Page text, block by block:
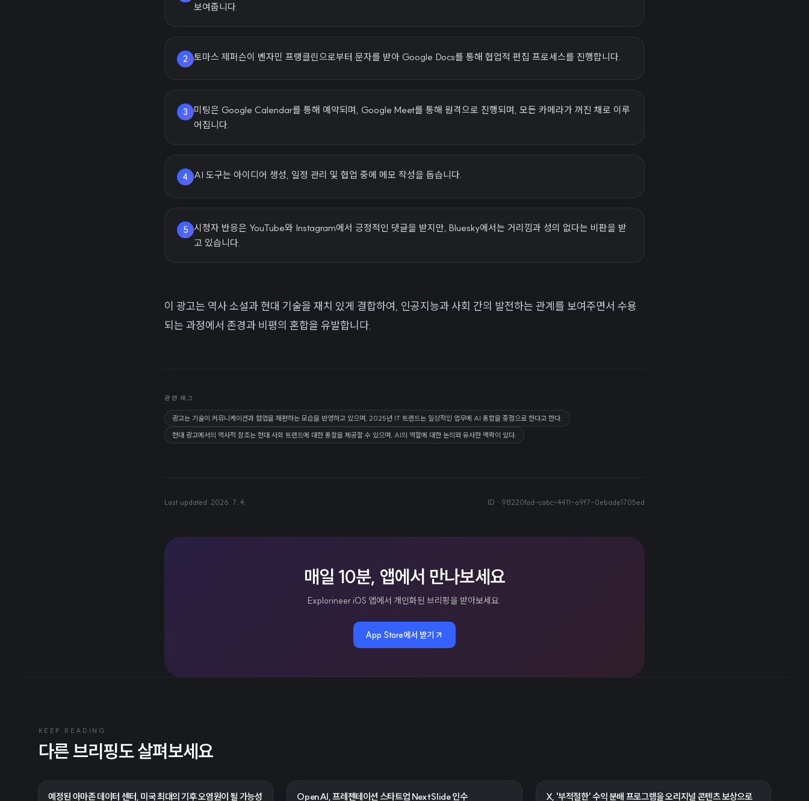
보여줍니다.
2 토마스 제퍼슨이 벤자민 프랭클린으로부터 문자를 받아 Google Docs를 통해 협업적 편집 프로세스를 진행합니다.
3
미팅은 Google Calendar를 통해 예약되며, Google Meet를 통해 원격으로 진행되며, 모든 카메라가 꺼진 채로 이루
어집니다.
4 AI 도구는 아이디어 생성, 일정 관리 및 협업 중에 메모 작성을 돕습니다.
5 시청자 반응은 YouTube와 Instagram에서 긍정적인 댓글을 받지만, Bluesky에서는 거리낌과 성의 없다는 비판을 받
고 있습니다.
이 광고는 역사 소설과 현대 기술을 재치 있게 결합하여, 인공지능과 사회 간의 발전하는 관계를 보여주면서 수용
되는 과정에서 존경과 비평의 혼합을 유발합니다.
관련 태그
광고는 기술이 커뮤니케이션과 협업을 재편하는 모습을 반영하고 있으며, 2025년 IT 트렌드는 일상적인 업무에 AI 통합을 중점으로 한다고 한다.
현대 광고에서의 역사적 참조는 현대 사회 트렌드에 대한 통찰을 제공할 수 있으며, AI의 역할에 대한 논의와 유사한 맥락이 있다.
Last updated: 2026. 7. 4. ID · 98220fad-cabc-4411-a9f7-0ebade1705ed
매일 10분, 앱에서 만나보세요
Explorineer iOS 앱에서 개인화된 브리핑을 받아보세요.
App Store에서 받기
KEEP READING
다른 브리핑도 살펴보세요
예정된 아마존 데이터 센터, 미국 최대의 기후 오염원이 될 가능성 OpenAI, 프레젠테이션 스타트업 NextSlide 인수
X, '부적절한' 수익 분배 프로그램을 오리지널 콘텐츠 보상으로